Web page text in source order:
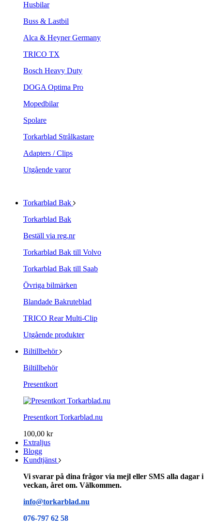
Husbilar
Buss & Lastbil
Alca & Heyner Germany
TRICO TX
Bosch Heavy Duty
DOGA Optima Pro
Mopedbilar
Spolare
Torkarblad Strålkastare
Adapters / Clips
Utgående varor
Torkarblad Bak
Torkarblad Bak
Beställ via reg.nr
Torkarblad Bak till Volvo
Torkarblad Bak till Saab
Övriga bilmärken
Blandade Bakruteblad
TRICO Rear Multi-Clip
Utgående produkter
Biltillbehör
Biltillbehör
Presentkort
Presentkort Torkarblad.nu
100,00 kr
Extraljus
Blogg
Kundtjänst
Vi svarar på dina frågor via mejl eller SMS alla dagar i
veckan, året om. Välkommen.
info@torkarblad.nu
076-797 62 58